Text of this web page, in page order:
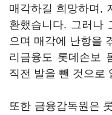
매각하길 희망하며,
환했습니다. 그러나
으며 매각에 난항을
리금융도 롯데손보
직전 발을 뺀 것으로
또한 금융감독원은